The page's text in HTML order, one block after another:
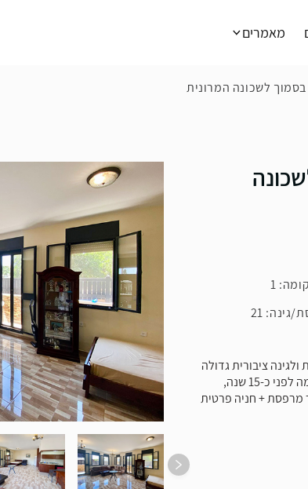
מאמרים
קומה: 1
21
ציבורית גדולה
כ-15 שנה,
ענקית + ממ"ד, כ-70 מ״ר בנוי + כ-20 מ"ר מרפסת + חניה פרטית